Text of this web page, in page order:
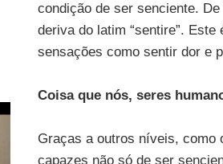
condição de ser senciente.
deriva do latim “sentire”.
sensações como sentir dor e
Coisa que nós, seres
Graças a outros níveis, como
capazes não só de ser